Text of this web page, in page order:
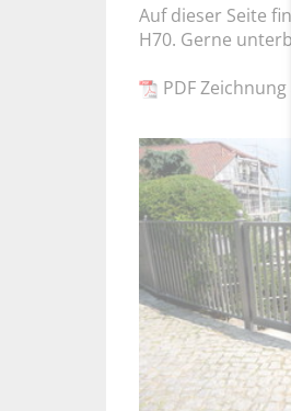
Auf dieser Seite
H70. Gerne
PDF Zeichnung